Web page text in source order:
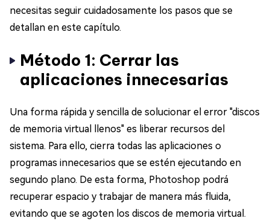
necesitas seguir cuidadosamente los pasos que se
detallan en este capítulo.
Método 1: Cerrar las
aplicaciones innecesarias
Una forma rápida y sencilla de solucionar el error "discos
de memoria virtual llenos" es liberar recursos del
sistema. Para ello, cierra todas las aplicaciones o
programas innecesarios que se estén ejecutando en
segundo plano. De esta forma, Photoshop podrá
recuperar espacio y trabajar de manera más fluida,
evitando que se agoten los discos de memoria virtual.